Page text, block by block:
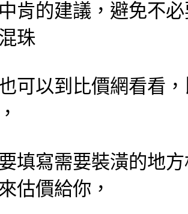
肯的建議，避免不
珠
可以到比價網看看
填寫需要裝潢的地
估價給你，